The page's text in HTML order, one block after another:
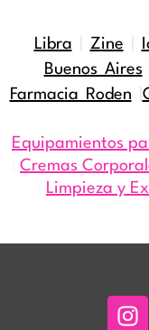
Libra Zine
Buenos Aires
Farmacia Roden
Equipamientos
Cremas
Limpieza y